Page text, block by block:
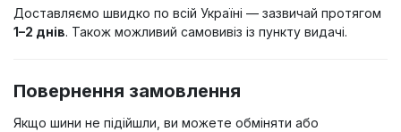
Доставляємо швидко по всій Україні — зазвичай протягом
1–2 днів. Також можливий самовивіз із пункту видачі.
Повернення замовлення
Якщо шини не підійшли, ви можете обміняти або